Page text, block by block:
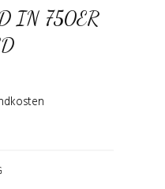
IN 750ER